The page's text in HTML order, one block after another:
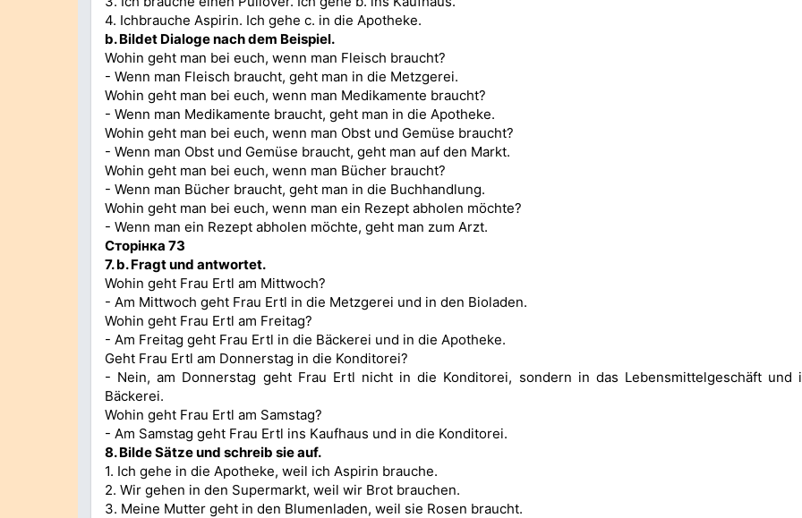
4. Ichbrauche Aspirin. Ich gehe c. in die Apotheke.
b. Bildet Dialoge nach dem Beispiel.
Wohin geht man bei euch, wenn man Fleisch braucht?
- Wenn man Fleisch braucht, geht man in die Metzgerei.
Wohin geht man bei euch, wenn man Medikamente braucht?
- Wenn man Medikamente braucht, geht man in die Apotheke.
Wohin geht man bei euch, wenn man Obst und Gemüse braucht?
- Wenn man Obst und Gemüse braucht, geht man auf den Markt.
Wohin geht man bei euch, wenn man Bücher braucht?
- Wenn man Bücher braucht, geht man in die Buchhandlung.
Wohin geht man bei euch, wenn man ein Rezept abholen möchte?
- Wenn man ein Rezept abholen möchte, geht man zum Arzt.
Сторінка 73
7. b. Fragt und antwortet.
Wohin geht Frau Ertl am Mittwoch?
- Am Mittwoch geht Frau Ertl in die Metzgerei und in den Bioladen.
Wohin geht Frau Ertl am Freitag?
- Am Freitag geht Frau Ertl in die Bäckerei und in die Apotheke.
Geht Frau Ertl am Donnerstag in die Konditorei?
- Nein, am Donnerstag geht Frau Ertl nicht in die Konditorei, sondern in das Lebensmittelgeschäft und
Bäckerei.
Wohin geht Frau Ertl am Samstag?
- Am Samstag geht Frau Ertl ins Kaufhaus und in die Konditorei.
8.Bilde Sätze und schreib sie auf.
1. Ich gehe in die Apotheke, weil ich Aspirin brauche.
2. Wir gehen in den Supermarkt, weil wir Brot brauchen.
3. Meine Mutter geht in den Blumenladen, weil sie Rosen braucht.